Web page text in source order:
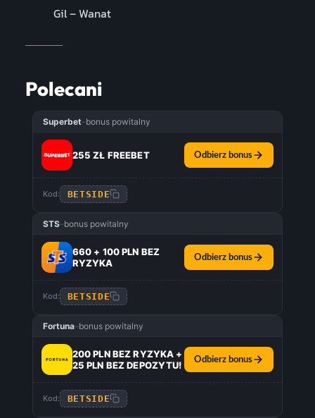
Gil – Wanat
Polecani
Superbet–bonus powitalny
255 ZŁ FREEBET Odbierz bonus
Kod: BETSIDE
STS–bonus powitalny
660 + 100 PLN BEZ
RYZYKA
Odbierz bonus
Kod: BETSIDE
Fortuna–bonus powitalny
200 PLN BEZ RYZYKA +
25 PLN BEZ DEPOZYTU!
Odbierz bonus
Kod: BETSIDE